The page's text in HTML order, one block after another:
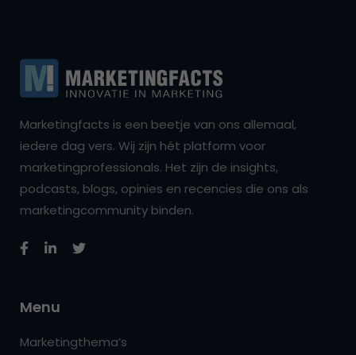
Marketingfacts is een beetje van ons allemaal,
iedere dag vers. Wij zijn hét platform voor
marketingprofessionals. Het zijn de insights,
podcasts, blogs, opinies en recencies die ons als
marketingcommunity binden.
Menu
Marketingthema’s